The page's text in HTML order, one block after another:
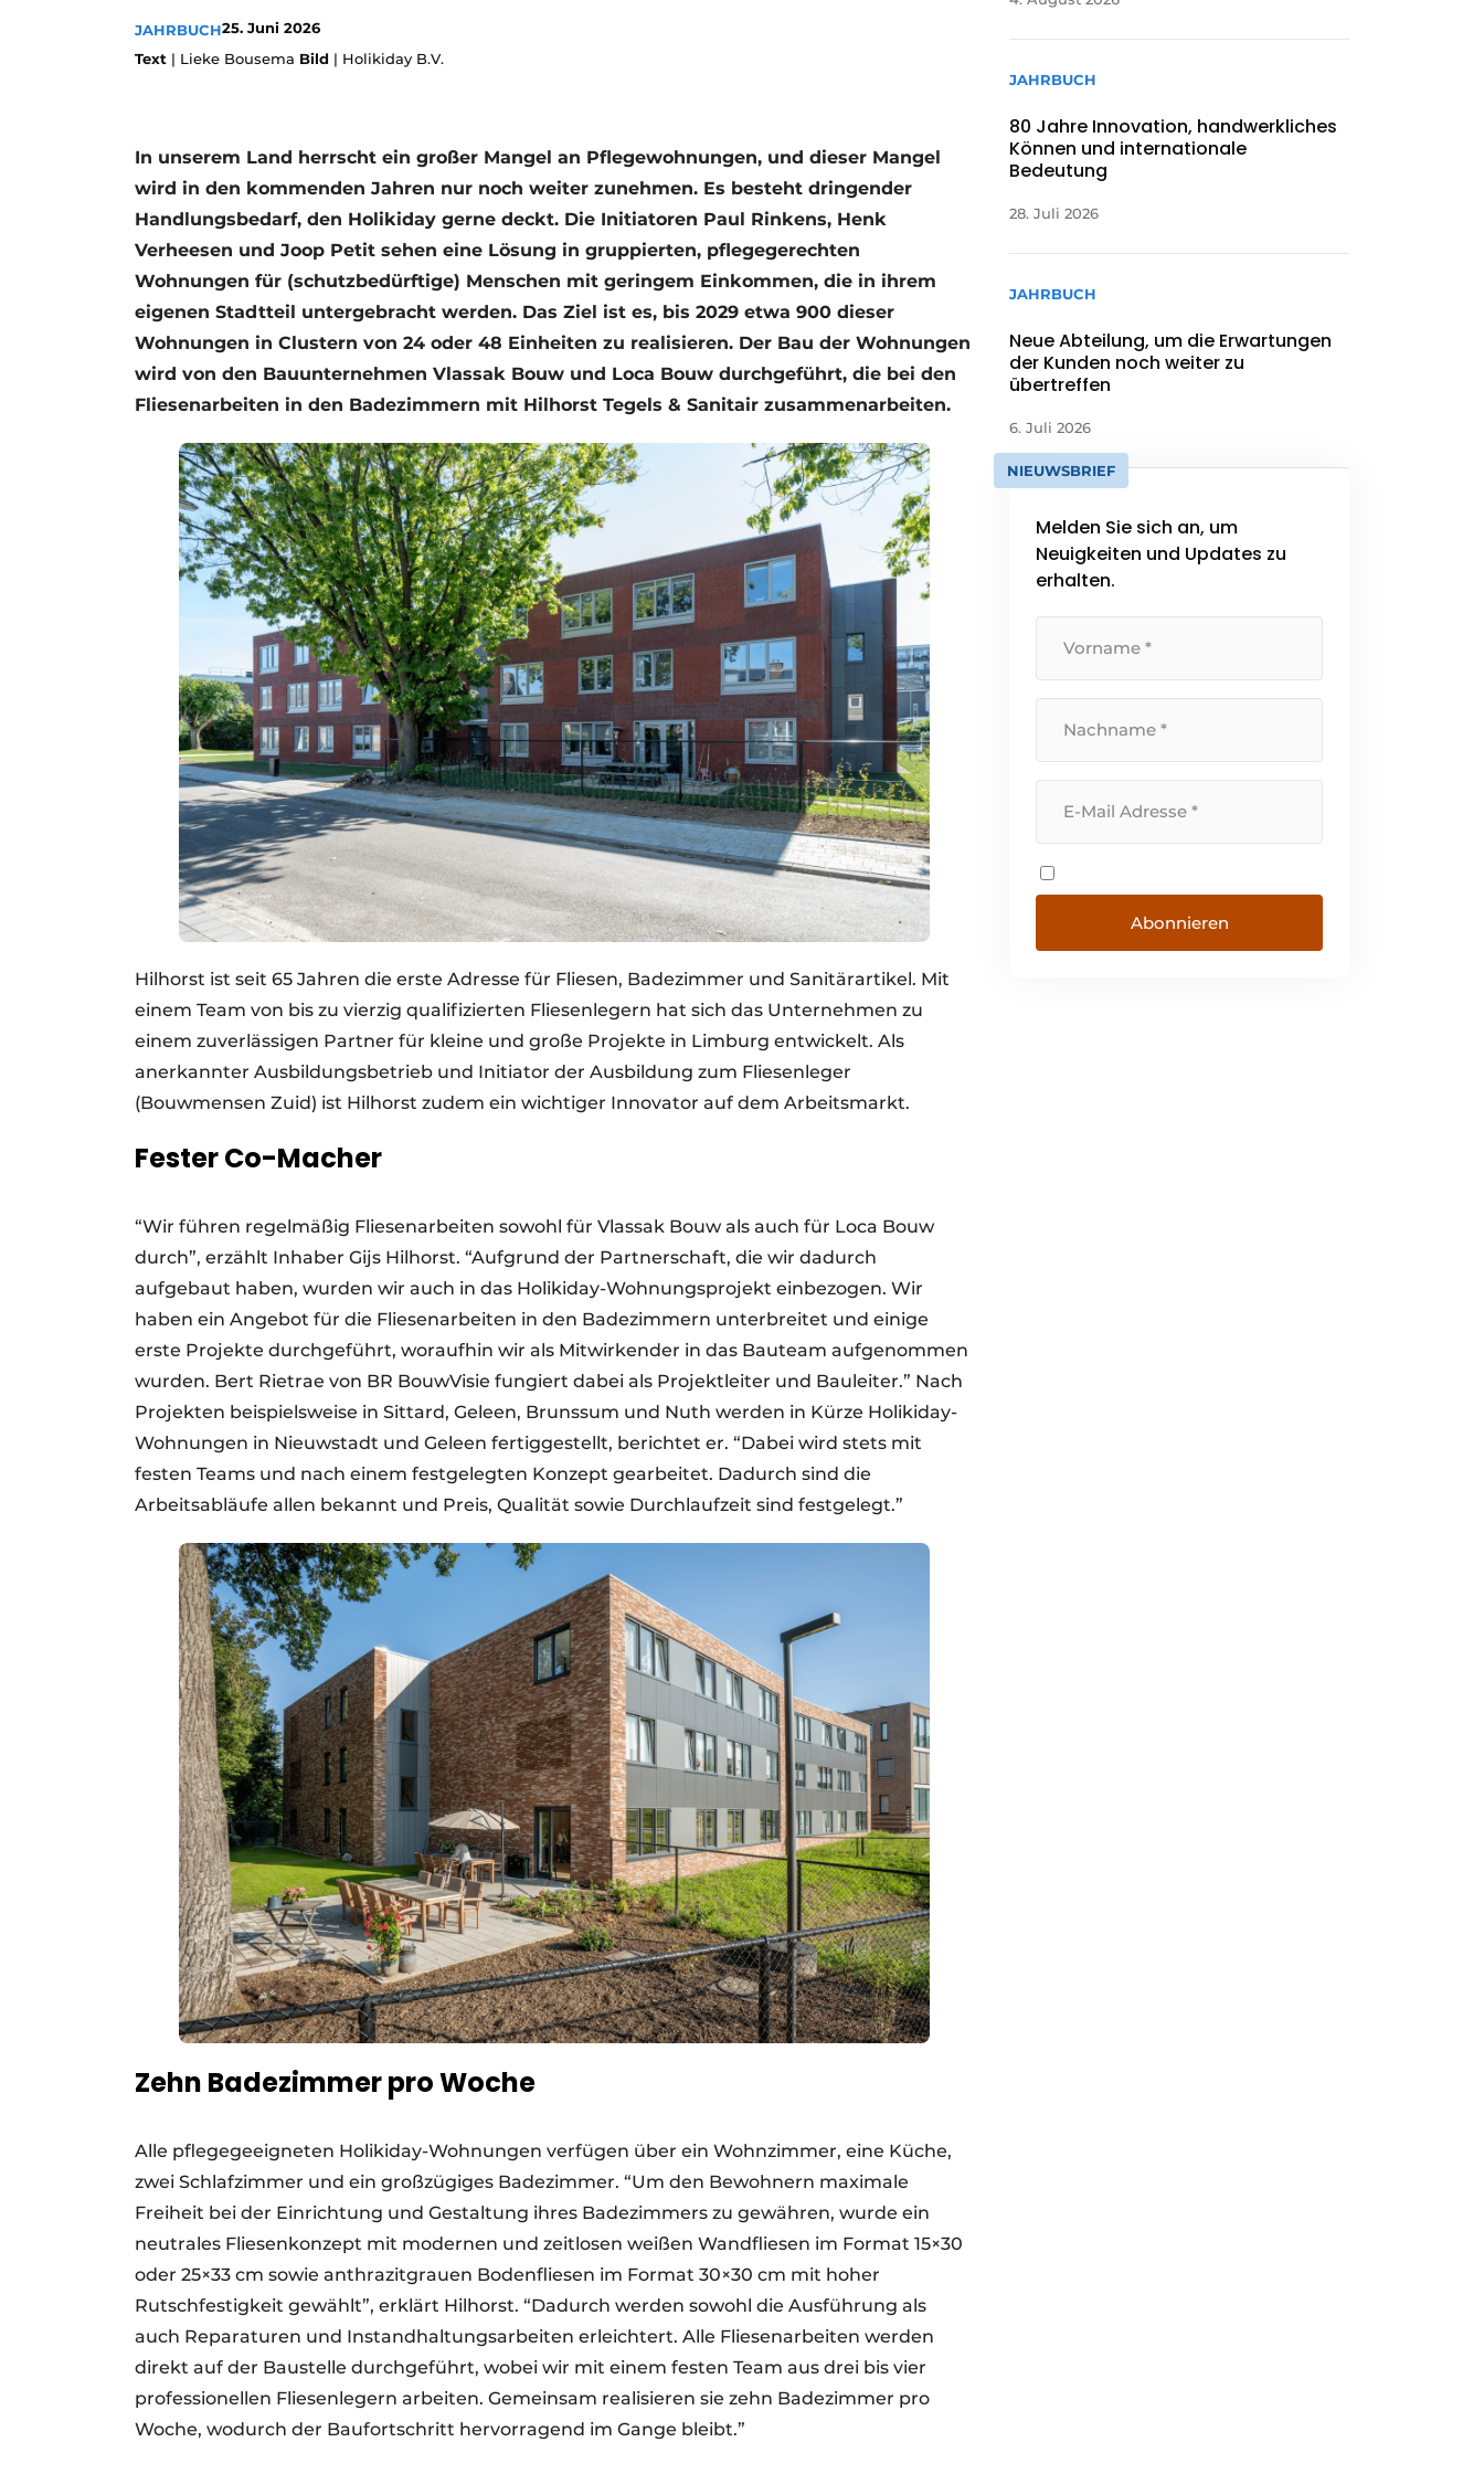
Podcasts
Datenschutz / Cookie-Erklärung
Videos
JAHRBUCH25. Juni 2026
Text | Lieke Bousema Bild | Holikiday B.V.
In unserem Land herrscht ein großer Mangel an Pflegewohnungen, und dieser Mangel
wird in den kommenden Jahren nur noch weiter zunehmen. Es besteht dringender
Handlungsbedarf, den Holikiday gerne deckt. Die Initiatoren Paul Rinkens, Henk
Verheesen und Joop Petit sehen eine Lösung in gruppierten, pflegegerechten
Wohnungen für (schutzbedürftige) Menschen mit geringem Einkommen, die in ihrem
eigenen Stadtteil untergebracht werden. Das Ziel ist es, bis 2029 etwa 900 dieser
Wohnungen in Clustern von 24 oder 48 Einheiten zu realisieren. Der Bau der Wohnungen
wird von den Bauunternehmen Vlassak Bouw und Loca Bouw durchgeführt, die bei den
Fliesenarbeiten in den Badezimmern mit Hilhorst Tegels & Sanitair zusammenarbeiten.
Hilhorst ist seit 65 Jahren die erste Adresse für Fliesen, Badezimmer und Sanitärartikel. Mit
einem Team von bis zu vierzig qualifizierten Fliesenlegern hat sich das Unternehmen zu
einem zuverlässigen Partner für kleine und große Projekte in Limburg entwickelt. Als
anerkannter Ausbildungsbetrieb und Initiator der Ausbildung zum Fliesenleger
(Bouwmensen Zuid) ist Hilhorst zudem ein wichtiger Innovator auf dem Arbeitsmarkt.
Fester Co-Macher
“Wir führen regelmäßig Fliesenarbeiten sowohl für Vlassak Bouw als auch für Loca Bouw
durch”, erzählt Inhaber Gijs Hilhorst. “Aufgrund der Partnerschaft, die wir dadurch
aufgebaut haben, wurden wir auch in das Holikiday-Wohnungsprojekt einbezogen. Wir
haben ein Angebot für die Fliesenarbeiten in den Badezimmern unterbreitet und einige
erste Projekte durchgeführt, woraufhin wir als Mitwirkender in das Bauteam aufgenommen
wurden. Bert Rietrae von BR BouwVisie fungiert dabei als Projektleiter und Bauleiter.” Nach
Projekten beispielsweise in Sittard, Geleen, Brunssum und Nuth werden in Kürze Holikiday-
Wohnungen in Nieuwstadt und Geleen fertiggestellt, berichtet er. “Dabei wird stets mit
festen Teams und nach einem festgelegten Konzept gearbeitet. Dadurch sind die
Arbeitsabläufe allen bekannt und Preis, Qualität sowie Durchlaufzeit sind festgelegt.”
Zehn Badezimmer pro Woche
Alle pflegegeeigneten Holikiday-Wohnungen verfügen über ein Wohnzimmer, eine Küche,
zwei Schlafzimmer und ein großzügiges Badezimmer. “Um den Bewohnern maximale
Freiheit bei der Einrichtung und Gestaltung ihres Badezimmers zu gewähren, wurde ein
neutrales Fliesenkonzept mit modernen und zeitlosen weißen Wandfliesen im Format 15×30
oder 25×33 cm sowie anthrazitgrauen Bodenfliesen im Format 30×30 cm mit hoher
Rutschfestigkeit gewählt”, erklärt Hilhorst. “Dadurch werden sowohl die Ausführung als
auch Reparaturen und Instandhaltungsarbeiten erleichtert. Alle Fliesenarbeiten werden
direkt auf der Baustelle durchgeführt, wobei wir mit einem festen Team aus drei bis vier
professionellen Fliesenlegern arbeiten. Gemeinsam realisieren sie zehn Badezimmer pro
Woche, wodurch der Baufortschritt hervorragend im Gange bleibt.”
JAHRBUCH
80 Jahre Innovation, handwerkliches
Können und internationale
Bedeutung
28. Juli 2026
JAHRBUCH
Neue Abteilung, um die Erwartungen
der Kunden noch weiter zu
übertreffen
6. Juli 2026
NIEUWSBRIEF
Melden Sie sich an, um
Neuigkeiten und Updates zu
erhalten.